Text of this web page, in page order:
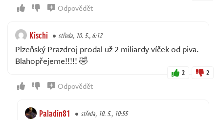
Odpovědět
Kischi středa, 10. 5., 6:12
Plzeňský Prazdroj prodal už 2 miliardy víček od piva.
Blahopřejeme!!!!! 🤣
2 2
Odpovědět
Paladin81 středa, 10. 5., 10:55